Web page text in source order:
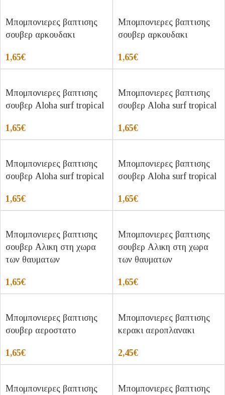
Μπομπονιερες βαπτισης
σουβερ αρκουδακι
1,65€
Μπομπονιερες βαπτισης
σουβερ αρκουδακι
1,65€
Μπομπονιερες βαπτισης
σουβερ Aloha surf tropical
1,65€
Μπομπονιερες βαπτισης
σουβερ Aloha surf tropical
1,65€
Μπομπονιερες βαπτισης
σουβερ Aloha surf tropical
1,65€
Μπομπονιερες βαπτισης
σουβερ Aloha surf tropical
1,65€
Μπομπονιερες βαπτισης
σουβερ Αλικη στη χωρα
των θαυματων
1,65€
Μπομπονιερες βαπτισης
σουβερ Αλικη στη χωρα
των θαυματων
1,65€
Μπομπονιερες βαπτισης
σουβερ αεροστατο
1,65€
Μπομπονιερες βαπτισης
κερακι αεροπλανακι
2,45€
Μπομπονιερες βαπτισης
Μπομπονιερες βαπτισης